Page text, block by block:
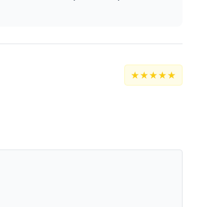
★★★★★